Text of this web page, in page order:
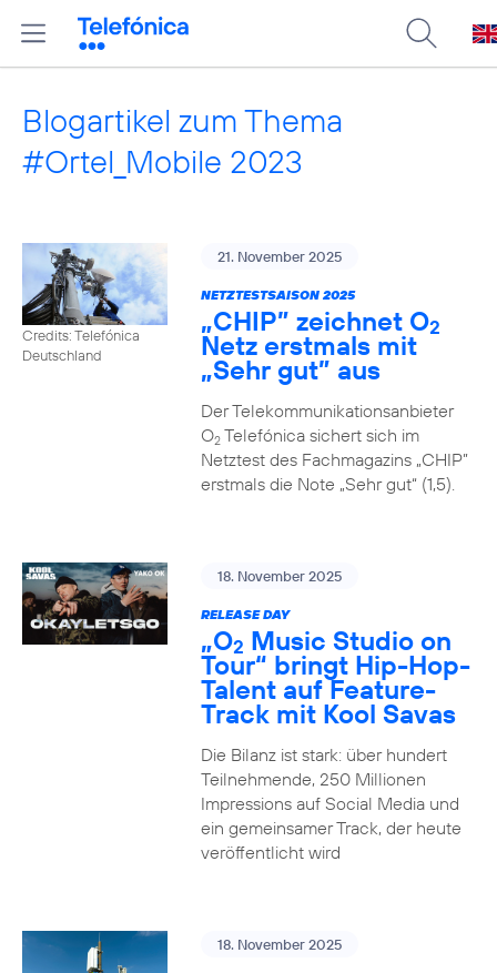
Blogartikel zum Thema
#Ortel_Mobile 2023
Credits: Telefónica
Deutschland
21. November 2025
NETZTESTSAISON 2025
„CHIP” zeichnet O2
Netz erstmals mit
„Sehr gut” aus
Der Telekommunikationsanbieter
O2Telefónica sichert sich im
Netztest des Fachmagazins „CHIP”
erstmals die Note „Sehr gut“ (1,5).
18. November 2025
RELEASE DAY
„O2 Music Studio on
Tour“ bringt Hip-Hop-
Talent auf Feature-
Track mit Kool Savas
Die Bilanz ist stark: über hundert
Teilnehmende, 250 Millionen
Impressions auf Social Media und
ein gemeinsamer Track, der heute
veröffentlicht wird
18. November 2025